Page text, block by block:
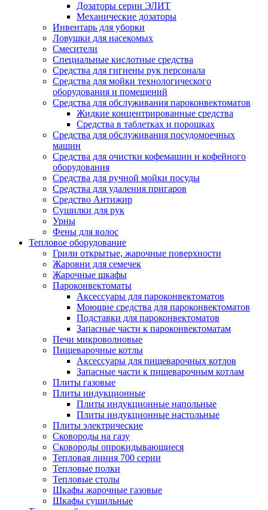
Дозаторы серии ЭЛИТ
Механические дозаторы
Инвентарь для уборки
Ловушки для насекомых
Смесители
Специальные кислотные средства
Средства для гигиены рук персонала
Средства для мойки технологического
оборудования и помещений
Средства для обслуживания пароконвектоматов
Жидкие концентрированные средства
Средства в таблетках и порошках
Средства для обслуживания посудомоечных
машин
Средства для очистки кофемашин и кофейного
оборудования
Средства для ручной мойки посуды
Средства для удаления пригаров
Средство Антижир
Сушилки для рук
Урны
Фены для волос
Тепловое оборудование
Грили открытые, жарочные поверхности
Жаровни для семечек
Жарочные шкафы
Пароконвектоматы
Аксессуары для пароконвектоматов
Моющие средства для пароконвектоматов
Подставки для пароконвектоматов
Запасные части к пароконвектоматам
Печи микроволновые
Пищеварочные котлы
Аксессуары для пищеварочных котлов
Запасные части к пищеварочным котлам
Плиты газовые
Плиты индукционные
Плиты индукционные напольные
Плиты индукционные настольные
Плиты электрические
Сковороды на газу
Сковороды опрокидывающиеся
Тепловая линия 700 серии
Тепловые полки
Тепловые столы
Шкафы жарочные газовые
Шкафы сушильные